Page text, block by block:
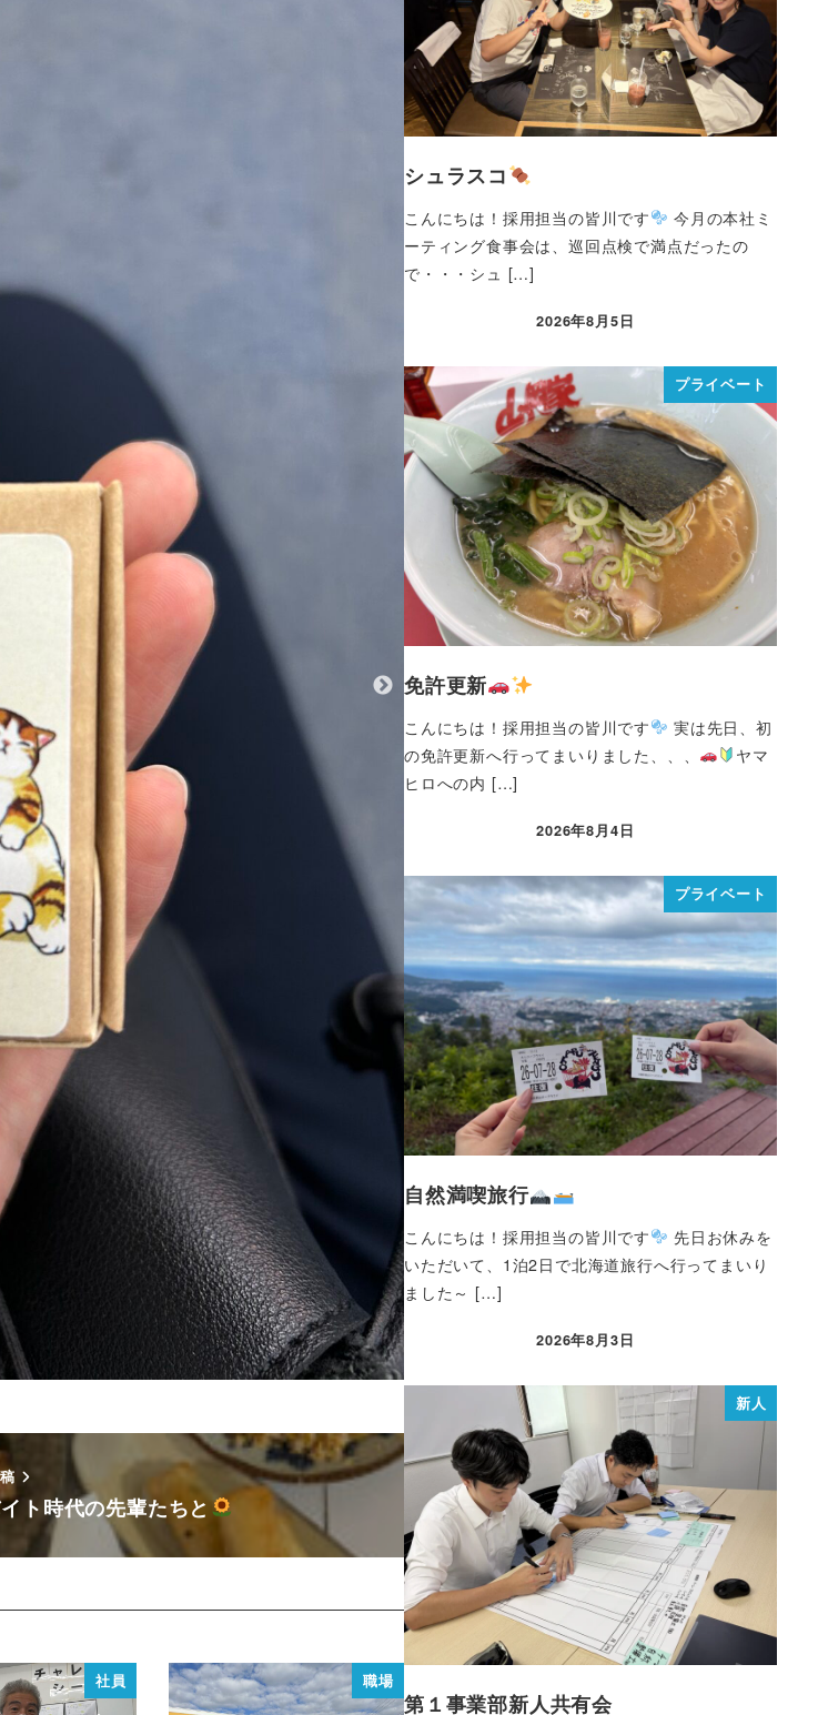
ト時代の先輩たちと
社員 職場
シュラスコ
こんにちは！採用担当の皆川です
今月の本社ミ
ーティング食事会は、巡回点検で満点だったの
で・・・シュ […]
2026年8月5日
プライベート
免許更新
こんにちは！採用担当の皆川です
実は先日、初
の免許更新へ行ってまいりました、、、
ヤマ
ヒロへの内 […]
2026年8月4日
プライベート
自然満喫旅行
こんにちは！採用担当の皆川です
先日お休みを
いただいて、1泊2日で北海道旅行へ行ってまいり
ました～ […]
2026年8月3日
新人
第１事業部新人共有会